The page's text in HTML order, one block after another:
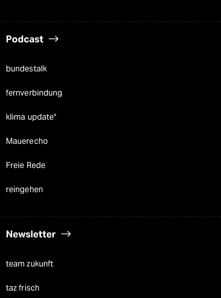
Podcast
bundestalk
fernverbindung
klima update°
Mauerecho
Freie Rede
reingehen
Newsletter
team zukunft
taz frisch